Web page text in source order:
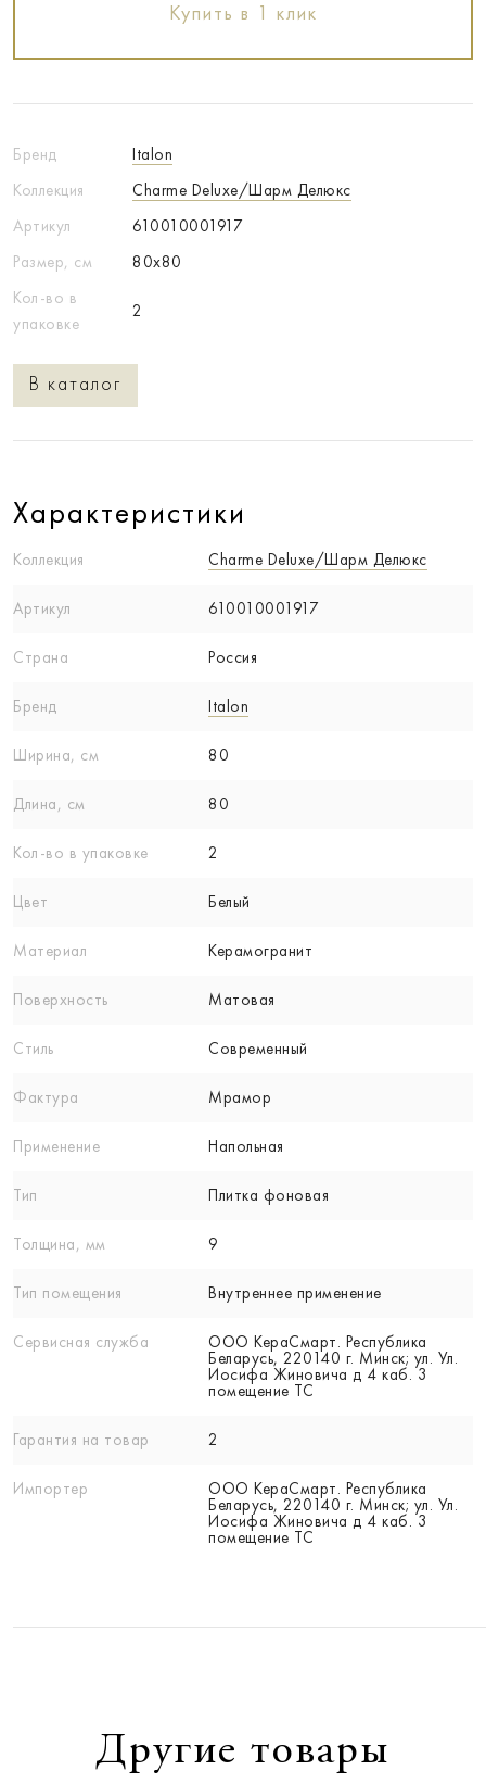
Бренд
Italon
Коллекция
Charme Deluxe/Шарм Делюкс
Артикул
610010001917
Размер, см
80x80
Кол-во в
упаковке
2
В каталог
Купить в 1 клик
Характеристики
Коллекция Charme Deluxe/Шарм Делюкс
Артикул 610010001917
Страна Россия
Бренд Italon
Ширина, см 80
Длина, см 80
Кол-вo в упаковке 2
Цвет Белый
Материал Керамогранит
Поверхность Матовая
Стиль Современный
Фактура Мрамор
Применение Напольная
Тип Плитка фоновая
Толщина, мм 9
Тип помещения Внутреннее применение
Сервисная служба
ООО КераСмарт. Республика
Беларусь, 220140 г. Минск; ул. Ул.
Иосифа Жиновича д 4 каб. 3
помещение ТС
Гарантия на товар 2
Импортер
ООО КераСмарт. Республика
Беларусь, 220140 г. Минск; ул. Ул.
Иосифа Жиновича д 4 каб. 3
помещение ТС
Другие товары